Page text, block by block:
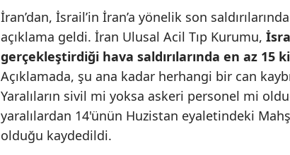
Giresun
Hakkari
İran’dan, İsrail’in İran’a yönelik son
açıklama geldi. İran Ulusal Acil Tıp Kurumu,
gerçekleştirdiği hava saldırılarında en az 15
Açıklamada, şu ana kadar herhangi bir can
Yaralıların sivil mi yoksa askeri personel mi
yaralılardan 14'ünün Huzistan eyaletindeki
olduğu kaydedildi.